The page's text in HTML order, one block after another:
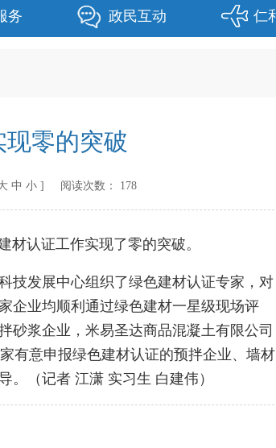
务 政民互动 仁
现零的突破
中 小] 阅读次数： 178
认证工作实现了零的突破。
发展中心组织了绿色建材认证专家，对
企业均顺利通过绿色建材一星级现场评
砂浆企业，米易圣达商品混凝土有限公司
有意申报绿色建材认证的预拌企业、墙材
（记者 江潇 实习生 白建伟）